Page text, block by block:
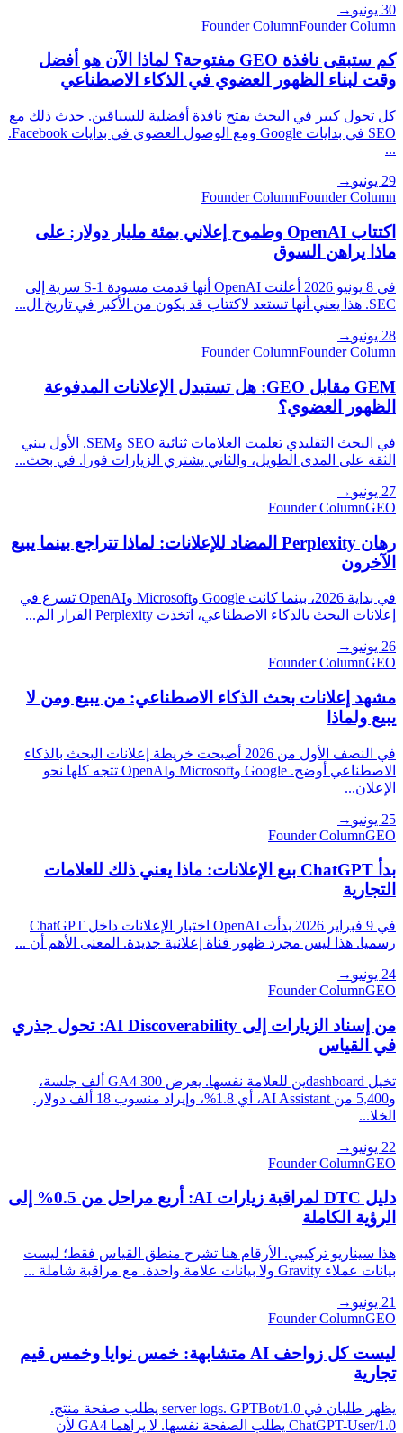
30 يونيو
→
Founder ColumnFounder Column
كم ستبقى نافذة GEO مفتوحة؟ لماذا الآن هو أفضل
وقت لبناء الظهور العضوي في الذكاء الاصطناعي
كل تحول كبير في البحث يفتح نافذة أفضلية للسباقين. حدث ذلك مع
SEO في بدايات Google ومع الوصول العضوي في بدايات Facebook.
...
29 يونيو
→
Founder ColumnFounder Column
اكتتاب OpenAI وطموح إعلاني بمئة مليار دولار: على
ماذا يراهن السوق
في 8 يونيو 2026 أعلنت OpenAI أنها قدمت مسودة S-1 سرية إلى
SEC. هذا يعني أنها تستعد لاكتتاب قد يكون من الأكبر في تاريخ ال...
28 يونيو
→
Founder ColumnFounder Column
GEM مقابل GEO: هل تستبدل الإعلانات المدفوعة
الظهور العضوي؟
في البحث التقليدي تعلمت العلامات ثنائية SEO وSEM. الأول يبني
الثقة على المدى الطويل، والثاني يشتري الزيارات فورا. في بحث...
27 يونيو
→
Founder ColumnGEO
رهان Perplexity المضاد للإعلانات: لماذا تتراجع بينما يبيع
الآخرون
في بداية 2026، بينما كانت Google وMicrosoft وOpenAI تسرع في
إعلانات البحث بالذكاء الاصطناعي، اتخذت Perplexity القرار الم...
26 يونيو
→
Founder ColumnGEO
مشهد إعلانات بحث الذكاء الاصطناعي: من يبيع ومن لا
يبيع ولماذا
في النصف الأول من 2026 أصبحت خريطة إعلانات البحث بالذكاء
الاصطناعي أوضح. Google وMicrosoft وOpenAI تتجه كلها نحو
الإعلان...
25 يونيو
→
Founder ColumnGEO
بدأ ChatGPT بيع الإعلانات: ماذا يعني ذلك للعلامات
التجارية
في 9 فبراير 2026 بدأت OpenAI اختبار الإعلانات داخل ChatGPT
رسميا. هذا ليس مجرد ظهور قناة إعلانية جديدة. المعنى الأهم أن ...
24 يونيو
→
Founder ColumnGEO
من إسناد الزيارات إلى AI Discoverability: تحول جذري
في القياس
تخيل dashboardين للعلامة نفسها. يعرض GA4 300 ألف جلسة،
و5,400 من AI Assistant، أي 1.8%، وإيراد منسوب 18 ألف دولار.
الخلا...
22 يونيو
→
Founder ColumnGEO
دليل DTC لمراقبة زيارات AI: أربع مراحل من 0.5% إلى
الرؤية الكاملة
هذا سيناريو تركيبي. الأرقام هنا تشرح منطق القياس فقط؛ ليست
بيانات عملاء Gravity ولا بيانات علامة واحدة. مع مراقبة شاملة ...
21 يونيو
→
Founder ColumnGEO
ليست كل زواحف AI متشابهة: خمس نوايا وخمس قيم
تجارية
يظهر طلبان في server logs. GPTBot/1.0 يطلب صفحة منتج.
ChatGPT-User/1.0 يطلب الصفحة نفسها. لا يراهما GA4 لأن